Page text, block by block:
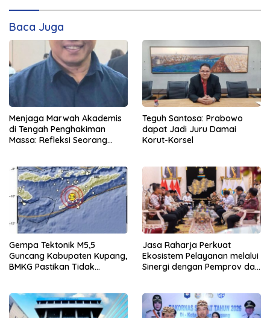
Baca Juga
Menjaga Marwah Akademis
di Tengah Penghakiman
Massa: Refleksi Seorang
Teguh Santosa: Prabowo
dapat Jadi Juru Damai
Korut-Korsel
Gempa Tektonik M5,5
Guncang Kabupaten Kupang,
BMKG Pastikan Tidak
Jasa Raharja Perkuat
Ekosistem Pelayanan melalui
Sinergi dengan Pemprov dan